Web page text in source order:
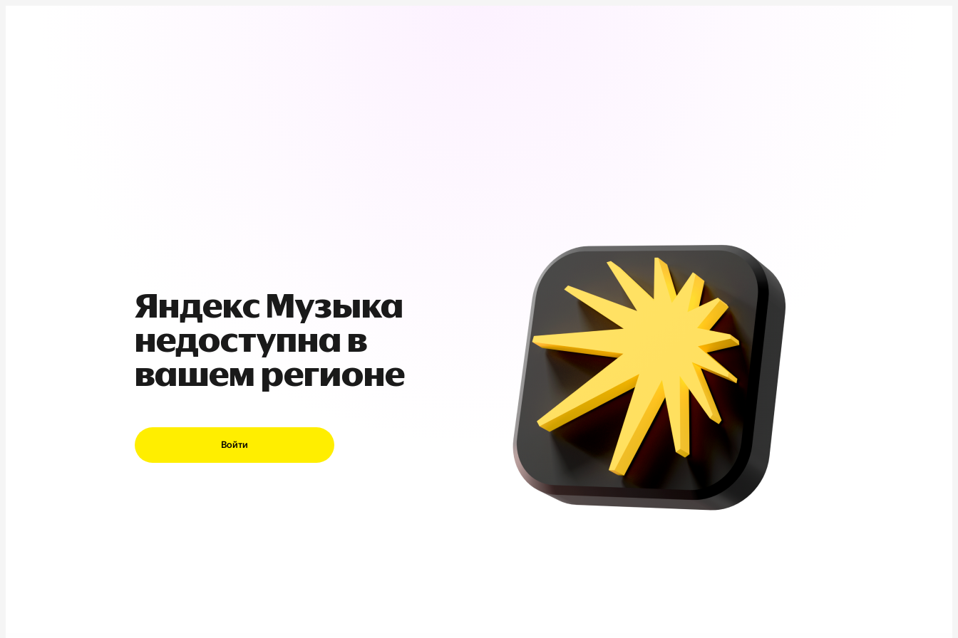
Яндекс Музыка
недоступна в
вашем регионе
Войти